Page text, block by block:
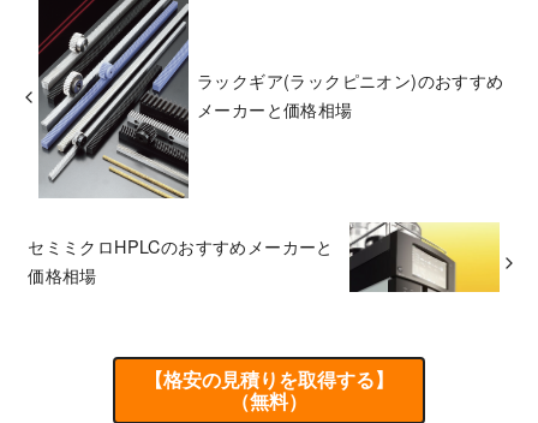
ラックギア(ラックピニオン)のおすすめ
メーカーと価格相場
セミミクロHPLCのおすすめメーカーと
価格相場
【格安の見積りを取得する】
（無料）